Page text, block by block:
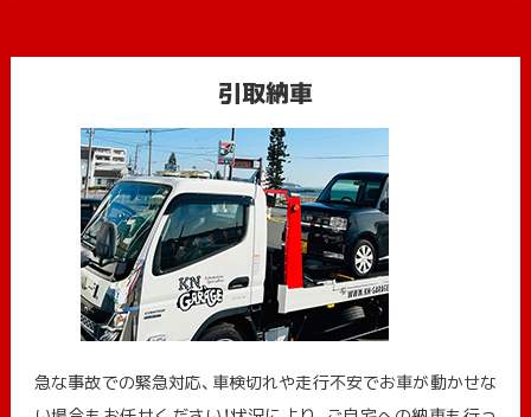
引取納車
急な事故での緊急対応、車検切れや走行不安でお車が動かせな